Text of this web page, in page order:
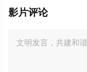
影片评论